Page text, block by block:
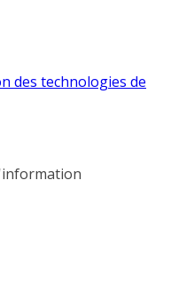
des technologies de